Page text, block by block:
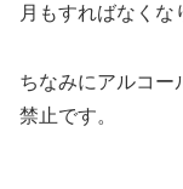
月もすればなくな
ちなみにアルコー
禁止です。